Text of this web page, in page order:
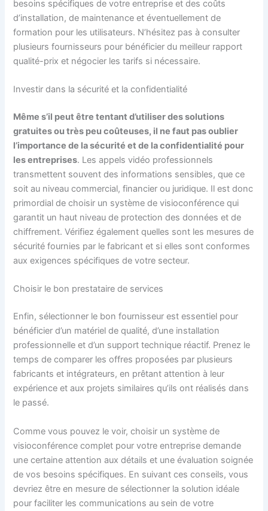
besoins spécifiques de votre entreprise et des coûts
d’installation, de maintenance et éventuellement de
formation pour les utilisateurs. N’hésitez pas à consulter
plusieurs fournisseurs pour bénéficier du meilleur rapport
qualité-prix et négocier les tarifs si nécessaire.
Investir dans la sécurité et la confidentialité
Même s’il peut être tentant d’utiliser des solutions
gratuites ou très peu coûteuses, il ne faut pas oublier
l’importance de la sécurité et de la confidentialité pour
les entreprises. Les appels vidéo professionnels
transmettent souvent des informations sensibles, que ce
soit au niveau commercial, financier ou juridique. Il est donc
primordial de choisir un système de visioconférence qui
garantit un haut niveau de protection des données et de
chiffrement. Vérifiez également quelles sont les mesures de
sécurité fournies par le fabricant et si elles sont conformes
aux exigences spécifiques de votre secteur.
Choisir le bon prestataire de services
Enfin, sélectionner le bon fournisseur est essentiel pour
bénéficier d’un matériel de qualité, d’une installation
professionnelle et d’un support technique réactif. Prenez le
temps de comparer les offres proposées par plusieurs
fabricants et intégrateurs, en prêtant attention à leur
expérience et aux projets similaires qu’ils ont réalisés dans
le passé.
Comme vous pouvez le voir, choisir un système de
visioconférence complet pour votre entreprise demande
une certaine attention aux détails et une évaluation soignée
de vos besoins spécifiques. En suivant ces conseils, vous
devriez être en mesure de sélectionner la solution idéale
pour faciliter les communications au sein de votre